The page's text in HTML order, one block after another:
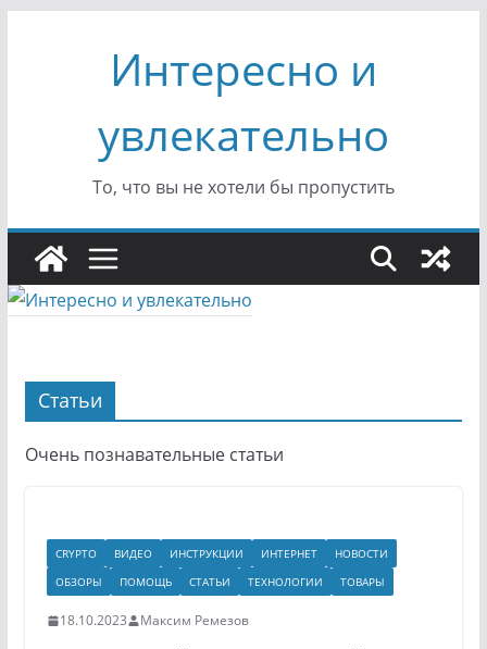
содержимомуИнтересно и
увлекательно
То, что вы не хотели бы пропустить
Статьи
Очень познавательные статьи
CRYPTO ВИДЕО ИНСТРУКЦИИ ИНТЕРНЕТ
НОВОСТИ
ОБЗОРЫ
ПОМОЩЬ СТАТЬИ ТЕХНОЛОГИИ ТОВАРЫ
18.10.2023 Максим Ремезов